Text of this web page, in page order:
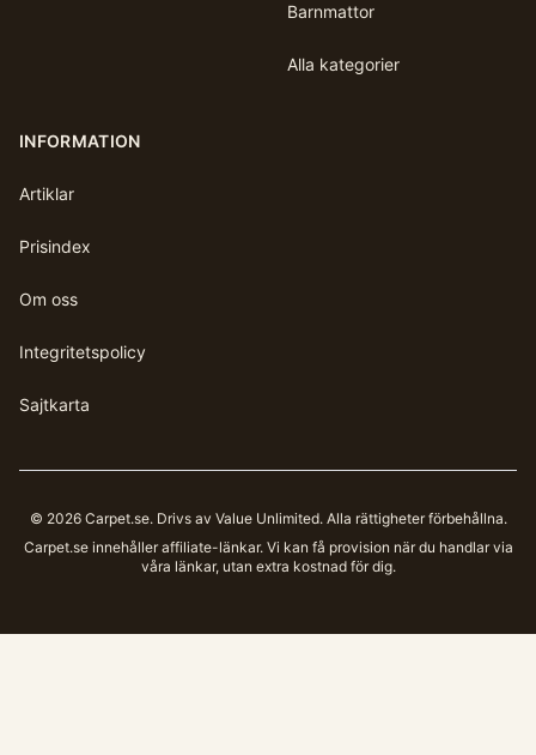
Barnmattor
Alla kategorier
INFORMATION
Artiklar
Prisindex
Om oss
Integritetspolicy
Sajtkarta
© 2026 Carpet.se. Drivs av Value Unlimited. Alla rättigheter förbehållna.
Carpet.seinnehåller affiliate-länkar. Vi kan få provision när du handlar via
våra länkar, utan extra kostnad för dig.